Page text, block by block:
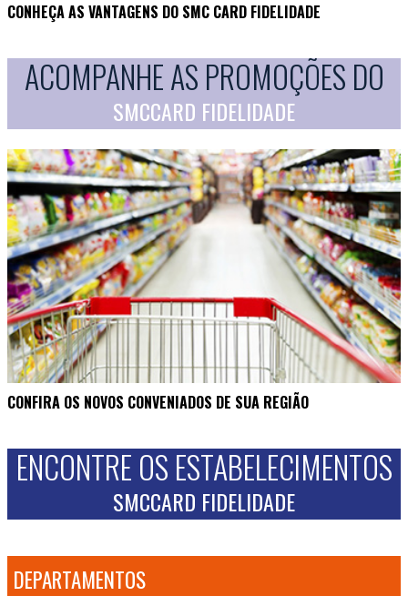
CONHEÇA AS VANTAGENS DO SMC CARD FIDELIDADE
ACOMPANHE AS PROMOÇÕES DO
SMCCARD FIDELIDADE
CONFIRA OS NOVOS CONVENIADOS DE SUA REGIÃO
ENCONTRE OS ESTABELECIMENTOS
SMCCARD FIDELIDADE
DEPARTAMENTOS